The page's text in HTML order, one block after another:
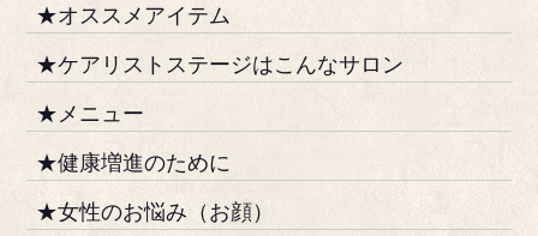
★オススメアイテム
★ケアリストステージはこんなサロン
★メニュー
★健康増進のために
★女性のお悩み（お顔）